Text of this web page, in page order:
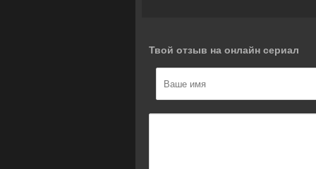
Твой отзыв на онлайн сериал